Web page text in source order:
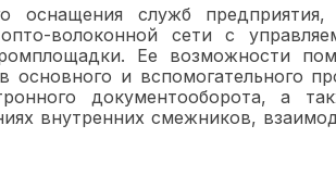
оснащения служб
волоконной сети с
Ее возможности
основного и вспомогательного
документооборота, а
внутренних смежников,